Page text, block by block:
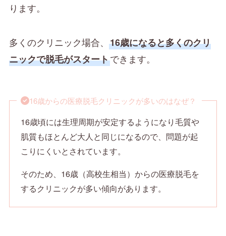
ります。
多くのクリニック場合、 16歳になると多くのクリ
ニックで脱毛がスタートできます。
16歳からの医療脱毛クリニックが多いのはなぜ？
16歳頃には生理周期が安定するようになり毛質や
肌質もほとんど大人と同じになるので、問題が起
こりにくいとされています。
そのため、16歳（高校生相当）からの医療脱毛を
するクリニックが多い傾向があります。